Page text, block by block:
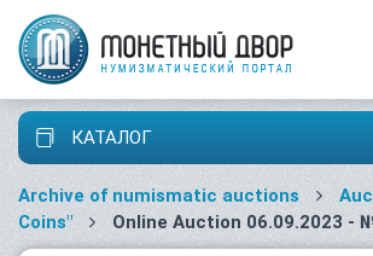
КАТАЛОГ
Archive of numismatic auctions
Coins"
Online Auction 06.09.2023 -